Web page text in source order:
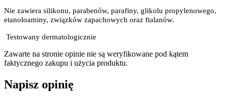
Nie zawiera silikonu, parabenów, parafiny, glikolu propylenowego,
etanoloaminy, związków zapachowych oraz ftalanów.
Testowany dermatologicznie
Zawarte na stronie opinie nie są weryfikowane pod kątem
faktycznego zakupu i użycia produktu.
Napisz opinię